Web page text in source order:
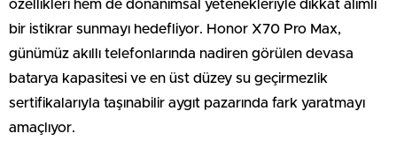
özellikleri hem de donanımsal yetenekleriyle dikkat alımlı
bir istikrar sunmayı hedefliyor. Honor X70 Pro Max,
günümüz akıllı telefonlarında nadiren görülen devasa
batarya kapasitesi ve en üst düzey su geçirmezlik
sertifikalarıyla taşınabilir aygıt pazarında fark yaratmayı
amaçlıyor.